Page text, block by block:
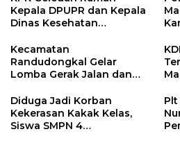
Kepala DPUPR dan Kepala
Dinas Kesehatan
Kecamatan
Randudongkal Gelar
Lomba Gerak Jalan dan
HUT RI ke-81
Diduga Jadi Korban
Kekerasan Kakak Kelas,
Siswa SMPN 4